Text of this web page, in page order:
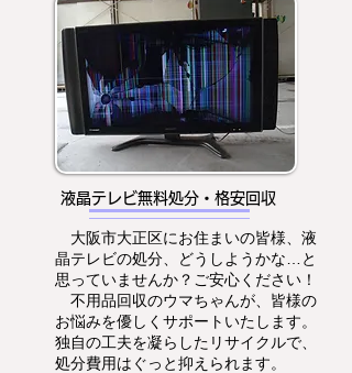
液晶テレビ無料処分・格安回収
大阪市大正区にお住まいの皆様、液
晶テレビの処分、どうしようかな…と
思っていませんか？ご安心ください！
不用品回収のウマちゃんが、皆様の
お悩みを優しくサポートいたします。
独自の工夫を凝らしたリサイクルで、
処分費用はぐっと抑えられます。